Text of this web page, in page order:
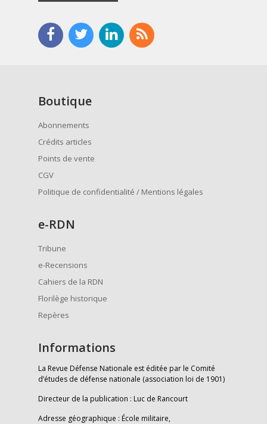
Boutique
Abonnements
Crédits articles
Points de vente
CGV
Politique de confidentialité / Mentions légales
e-RDN
Tribune
e-Recensions
Cahiers de la RDN
Florilège historique
Repères
Informations
La Revue Défense Nationale est éditée par le Comité
d’études de défense nationale (association loi de 1901)
Directeur de la publication : Luc de Rancourt
Adresse géographique : École militaire,